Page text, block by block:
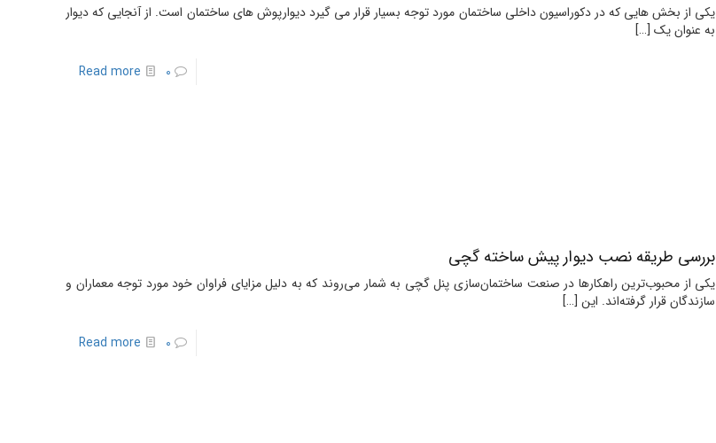
یکی از بخش هایی که در دکوراسیون داخلی ساختمان مورد توجه بسیار قرار می گیرد دیوارپوش های ساختمان است. از آنجایی که دیوار
به عنوان یک[…]
0
Read more
بررسی طریقه نصب دیوار پیش ساخته گچی
یکی از محبوب‌ترین راهکارها در صنعت ساختمان‌سازی پنل گچی به شمار می‌روند که به دلیل مزایای فراوان خود مورد توجه معماران و
سازندگان قرار گرفته‌اند. این[…]
0
Read more